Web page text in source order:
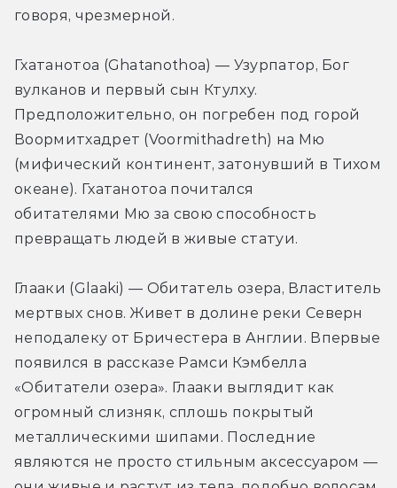
говоря, чрезмерной.
Гхатанотоа (Ghatanothoa) — Узурпатор, Бог
вулканов и первый сын Ктулху.
Предположительно, он погребен под горой
Воормитхадрет (Voormithadreth) на Мю
(мифический континент, затонувший в Тихом
океане). Гхатанотоа почитался
обитателями Мю за свою способность
превращать людей в живые статуи.
Глааки (Glaaki) — Обитатель озера, Властитель
мертвых снов. Живет в долине реки Северн
неподалеку от Бричестера в Англии. Впервые
появился в рассказе Рамси Кэмбелла
«Обитатели озера». Глааки выглядит как
огромный слизняк, сплошь покрытый
металлическими шипами. Последние
являются не просто стильным аксессуаром —